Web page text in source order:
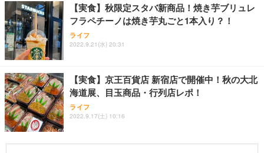
【実食】秋限定スタバ新商品！焼き芋ブリュレ
フラペチーノは焼き芋丸ごと1本入り？！
ライフ
2022.9.21(水) 20:31
【実食】京王百貨店 新宿店で開催中！秋の大北
海道展、目玉商品・行列店レポ！
ライフ
2022.9.17(土) 10:16